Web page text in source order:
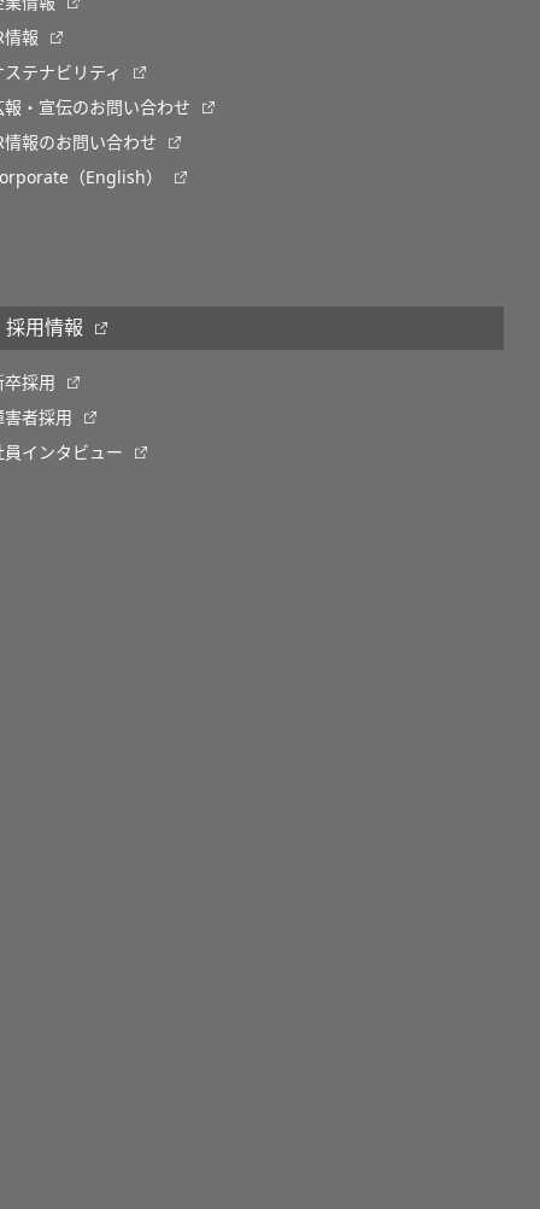
情報
ステナビリティ
報・宣伝のお問い合わせ
情報のお問い合わせ
（English）
採用情報
卒採用
害者採用
員インタビュー